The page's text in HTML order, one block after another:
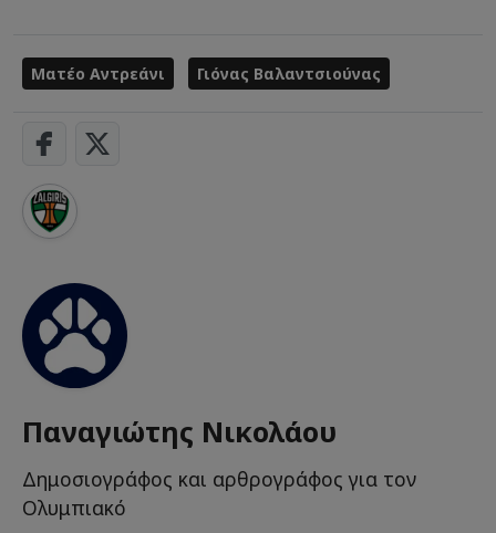
Ματέο Αντρεάνι Γιόνας Βαλαντσιούνας
Παναγιώτης Νικολάου
Δημοσιογράφος και αρθρογράφος για τον
Ολυμπιακό